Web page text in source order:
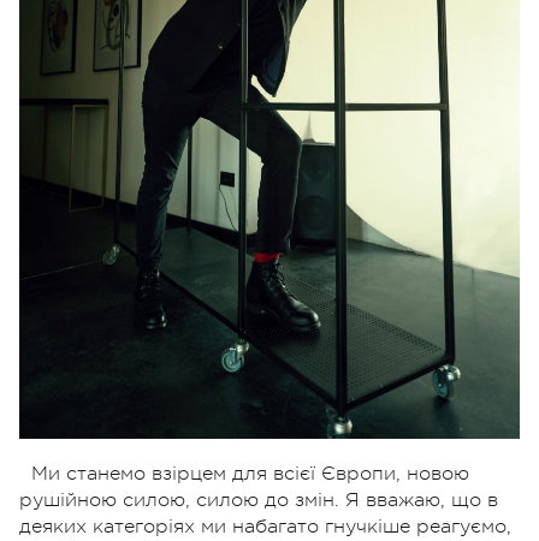
Ми станемо взірцем для всієї Європи, новою
рушійною силою, силою до змін. Я вважаю, що в
деяких категоріях ми набагато гнучкіше реагуємо,